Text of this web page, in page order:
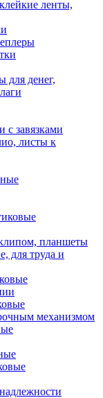
ленты,
денег,
с завязками
листы к
планшеты
для труда и
механизмом